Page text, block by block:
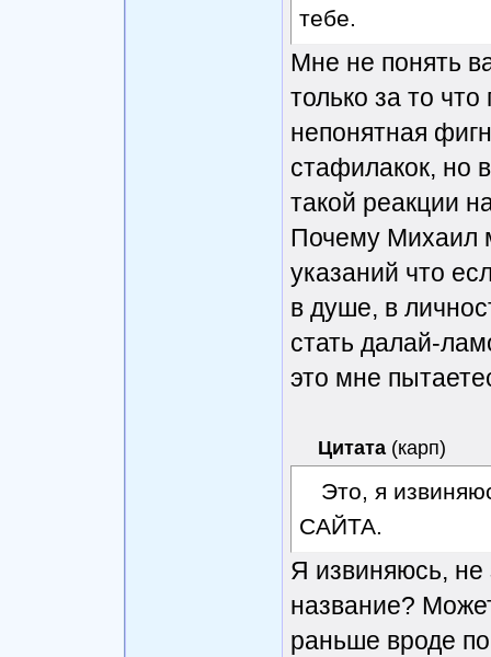
тебе.
Мне не понять
только за то
непонятная
стафилакок, но
такой реакции
Почему Михаил
указаний что
в душе, в
стать далай-
это мне
Цитата (карп)
Это, я
САЙТА.
Я извиняюсь, не
название?
раньше вроде